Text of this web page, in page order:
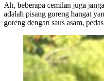
Ah, beberapa cemilan juga
adalah pisang goreng hangat
goreng dengan saus asam,